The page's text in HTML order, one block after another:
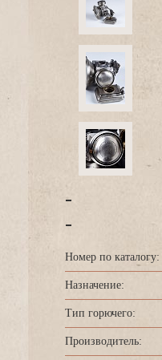
-
-
Номер по каталогу:
Назначение:
Тип горючего:
Производитель: